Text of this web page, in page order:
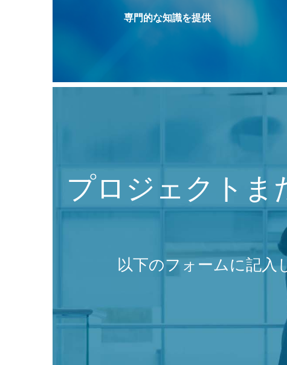
専門的な知識を提供
プロジェクトま
以下のフォームに記入